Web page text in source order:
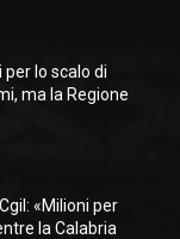
per lo scalo di
ma la Regione
«Milioni per
la Calabria